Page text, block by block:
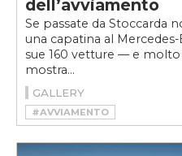
dell’avviamento
Se passate da Stoccarda
una capatina al
sue 160 vetture — e
mostra...
GALLERY
#AVVIAMENTO
#AVVIAMENTO A
#KEYLESS
#MERCEDES